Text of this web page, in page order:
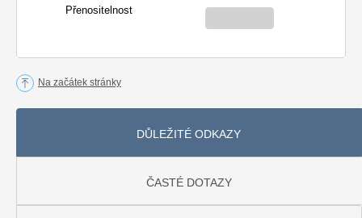
Přenositelnost
Na začátek stránky
DŮLEŽITÉ ODKAZY
ČASTÉ DOTAZY